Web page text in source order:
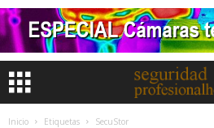
Inicio Etiquetas SecuStor